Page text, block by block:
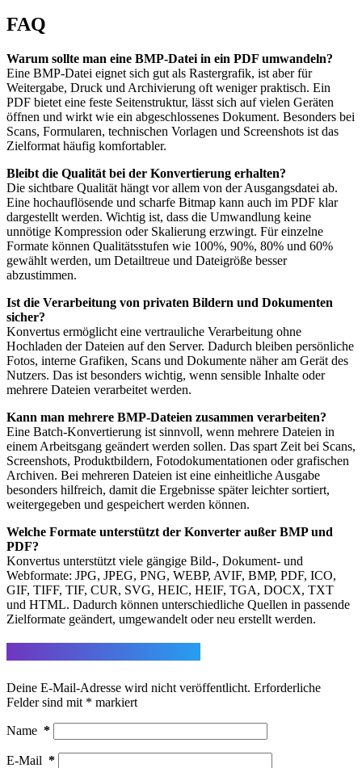
FAQ
Warum sollte man eine BMP-Datei in ein PDF umwandeln?
Eine BMP-Datei eignet sich gut als Rastergrafik, ist aber für
Weitergabe, Druck und Archivierung oft weniger praktisch. Ein
PDF bietet eine feste Seitenstruktur, lässt sich auf vielen Geräten
öffnen und wirkt wie ein abgeschlossenes Dokument. Besonders bei
Scans, Formularen, technischen Vorlagen und Screenshots ist das
Zielformat häufig komfortabler.
Bleibt die Qualität bei der Konvertierung erhalten?
Die sichtbare Qualität hängt vor allem von der Ausgangsdatei ab.
Eine hochauflösende und scharfe Bitmap kann auch im PDF klar
dargestellt werden. Wichtig ist, dass die Umwandlung keine
unnötige Kompression oder Skalierung erzwingt. Für einzelne
Formate können Qualitätsstufen wie 100%, 90%, 80% und 60%
gewählt werden, um Detailtreue und Dateigröße besser
abzustimmen.
Ist die Verarbeitung von privaten Bildern und Dokumenten
sicher?
Konvertus ermöglicht eine vertrauliche Verarbeitung ohne
Hochladen der Dateien auf den Server. Dadurch bleiben persönliche
Fotos, interne Grafiken, Scans und Dokumente näher am Gerät des
Nutzers. Das ist besonders wichtig, wenn sensible Inhalte oder
mehrere Dateien verarbeitet werden.
Kann man mehrere BMP-Dateien zusammen verarbeiten?
Eine Batch-Konvertierung ist sinnvoll, wenn mehrere Dateien in
einem Arbeitsgang geändert werden sollen. Das spart Zeit bei Scans,
Screenshots, Produktbildern, Fotodokumentationen oder grafischen
Archiven. Bei mehreren Dateien ist eine einheitliche Ausgabe
besonders hilfreich, damit die Ergebnisse später leichter sortiert,
weitergegeben und gespeichert werden können.
Welche Formate unterstützt der Konverter außer BMP und
PDF?
Konvertus unterstützt viele gängige Bild-, Dokument- und
Webformate: JPG, JPEG, PNG, WEBP, AVIF, BMP, PDF, ICO,
GIF, TIFF, TIF, CUR, SVG, HEIC, HEIF, TGA, DOCX, TXT
und HTML. Dadurch können unterschiedliche Quellen in passende
Zielformate geändert, umgewandelt oder neu erstellt werden.
Deine E-Mail-Adresse wird nicht veröffentlicht. Erforderliche
Felder sind mit * markiert
Name *
E-Mail *